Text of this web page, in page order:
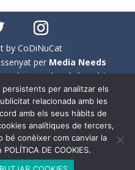
by CoDiNuCat
per Media Needs
CoDiNuCat |Avís legal|
compte l'ús no sexista del
i a causa de la seva
manera exhaustiva. Per
utilitzat el femení com a
per analitzar els
relacionada amb les
amb els seus hàbits de
analítiques de tercers,
bé conèixer com canviar la
DE COOKIES.